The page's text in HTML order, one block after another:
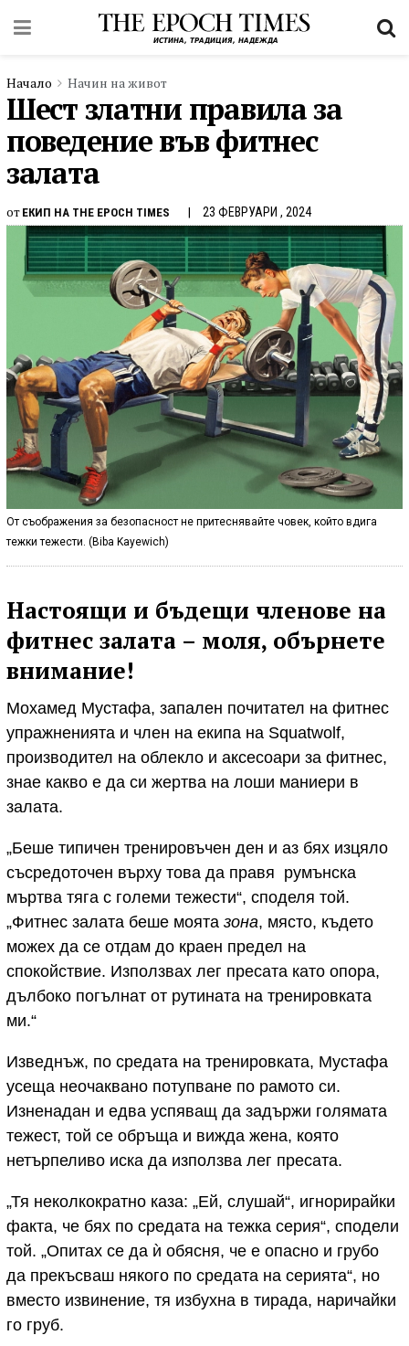
Начало Начин на живот
Шест златни правила за
поведение във фитнес
залата
от ЕКИП НА THE EPOCH TIMES 23 ФЕВРУАРИ , 2024
От съображения за безопасност не притеснявайте човек, който вдига
тежки тежести. (Biba Kayewich)
Настоящи и бъдещи членове на
фитнес залата – моля, обърнете
внимание!
Мохамед Мустафа, запален почитател на фитнес
упражненията и член на екипа на Squatwolf,
производител на облекло и аксесоари за фитнес,
знае какво е да си жертва на лоши маниери в
залата.
„Беше типичен тренировъчен ден и аз бях изцяло
съсредоточен върху това да правя румънска
мъртва тяга с големи тежести“, споделя той.
„Фитнес залата беше моята зона, място, където
можех да се отдам до краен предел на
спокойствие. Използвах лег пресата като опора,
дълбоко погълнат от рутината на тренировката
ми.“
Изведнъж, по средата на тренировката, Мустафа
усеща неочаквано потупване по рамото си.
Изненадан и едва успяващ да задържи голямата
тежест, той се обръща и вижда жена, която
нетърпеливо иска да използва лег пресата.
„Тя неколкократно каза: „Ей, слушай“, игнорирайки
факта, че бях по средата на тежка серия“, сподели
той. „Опитах се да ѝ обясня, че е опасно и грубо
да прекъсваш някого по средата на серията“, но
вместо извинение, тя избухна в тирада, наричайки
го груб.